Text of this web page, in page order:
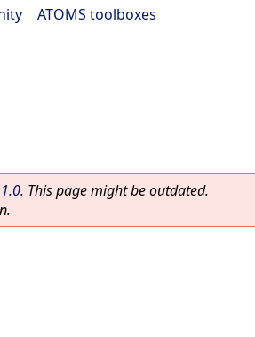
ATOMS toolboxes
. This page might be outdated.